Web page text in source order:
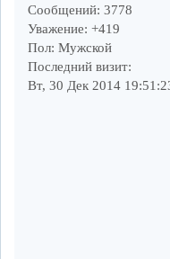
Сообщений: 3778
Уважение: +419
Пол: Мужской
Последний визит:
Вт, 30 Дек 2014